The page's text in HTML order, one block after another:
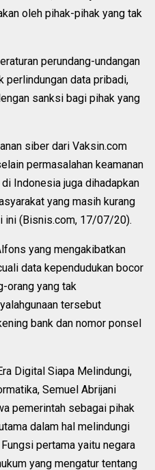
oleh pihak-pihak yang tak
perundang-undangan
perlindungan data pribadi,
sanksi bagi pihak yang
siber dari Vaksin.com
permasalahan keamanan
Indonesia juga dihadapkan
yang masih kurang
ini (Bisnis.com, 17/07/20).
yang mengakibatkan
data kependudukan bocor
orang yang tak
tersebut
bank dan nomor ponsel
Digital Siapa Melindungi,
Semuel Abrijani
pemerintah sebagai pihak
dalam hal melindungi
pertama yaitu negara
yang mengatur tentang